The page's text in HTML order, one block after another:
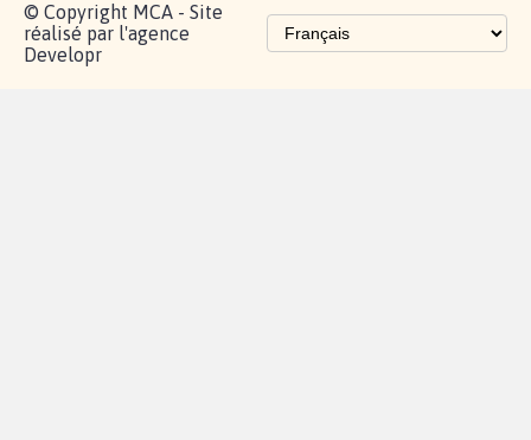
© Copyright MCA - Site
réalisé par l'agence
Developr